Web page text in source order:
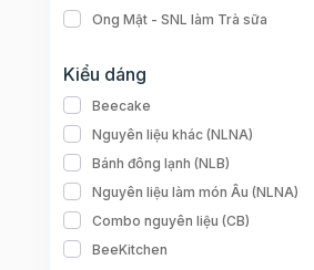
Ong Mật - SNL làm Trà sữa
Kiểu dáng
Beecake
Nguyên liệu khác (NLNA)
Bánh đông lạnh (NLB)
Nguyên liệu làm món Âu (NLNA)
Combo nguyên liệu (CB)
BeeKitchen